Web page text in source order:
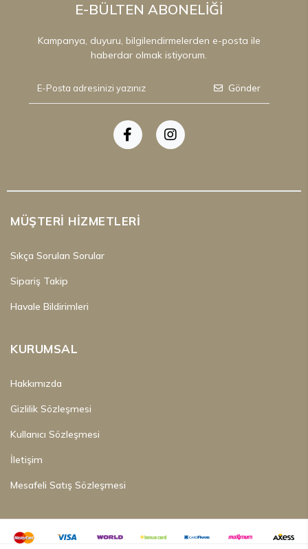
E-BÜLTEN ABONELİĞİ
Kampanya, duyuru, bilgilendirmelerden e-posta ile
haberdar olmak istiyorum.
Gönder
MÜŞTERI HIZMETLERI
Sıkça Sorulan Sorular
Sipariş Takip
Havale Bildirimleri
KURUMSAL
Hakkımızda
Gizlilik Sözleşmesi
Kullanıcı Sözleşmesi
İletişim
Mesafeli Satış Sözleşmesi